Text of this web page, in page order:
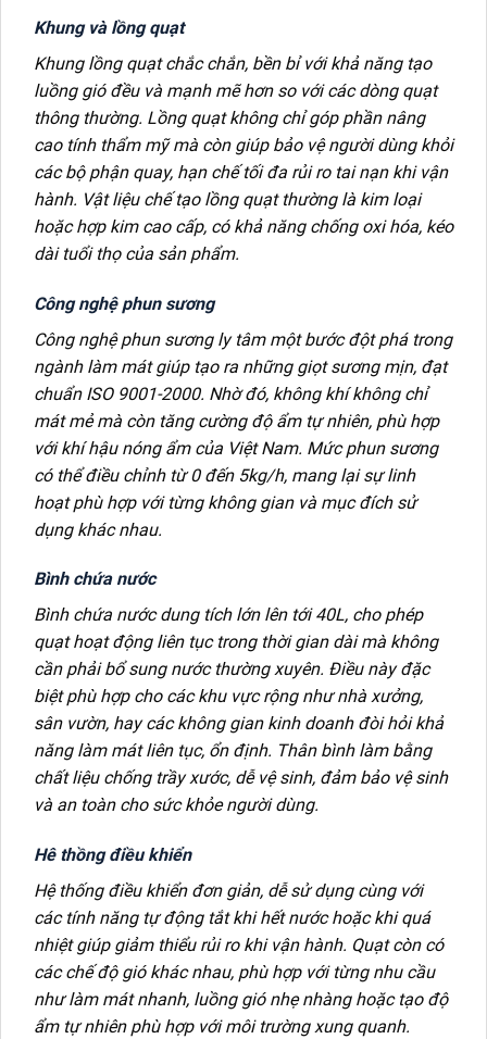
Khung và lồng quạt
Khung lồng quạt chắc chắn, bền bỉ với khả năng tạo
luồng gió đều và mạnh mẽ hơn so với các dòng quạt
thông thường. Lồng quạt không chỉ góp phần nâng
cao tính thẩm mỹ mà còn giúp bảo vệ người dùng khỏi
các bộ phận quay, hạn chế tối đa rủi ro tai nạn khi vận
hành. Vật liệu chế tạo lồng quạt thường là kim loại
hoặc hợp kim cao cấp, có khả năng chống oxi hóa, kéo
dài tuổi thọ của sản phẩm.
Công nghệ phun sương
Công nghệ phun sương ly tâm một bước đột phá trong
ngành làm mát giúp tạo ra những giọt sương mịn, đạt
chuẩn ISO 9001-2000. Nhờ đó, không khí không chỉ
mát mẻ mà còn tăng cường độ ẩm tự nhiên, phù hợp
với khí hậu nóng ẩm của Việt Nam. Mức phun sương
có thể điều chỉnh từ 0 đến 5kg/h, mang lại sự linh
hoạt phù hợp với từng không gian và mục đích sử
dụng khác nhau.
Bình chứa nước
Bình chứa nước dung tích lớn lên tới 40L, cho phép
quạt hoạt động liên tục trong thời gian dài mà không
cần phải bổ sung nước thường xuyên. Điều này đặc
biệt phù hợp cho các khu vực rộng như nhà xưởng,
sân vườn, hay các không gian kinh doanh đòi hỏi khả
năng làm mát liên tục, ổn định. Thân bình làm bằng
chất liệu chống trầy xước, dễ vệ sinh, đảm bảo vệ sinh
và an toàn cho sức khỏe người dùng.
Hê thồng điều khiển
Hệ thống điều khiển đơn giản, dễ sử dụng cùng với
các tính năng tự động tắt khi hết nước hoặc khi quá
nhiệt giúp giảm thiểu rủi ro khi vận hành. Quạt còn có
các chế độ gió khác nhau, phù hợp với từng nhu cầu
như làm mát nhanh, luồng gió nhẹ nhàng hoặc tạo độ
ẩm tự nhiên phù hợp với môi trường xung quanh.